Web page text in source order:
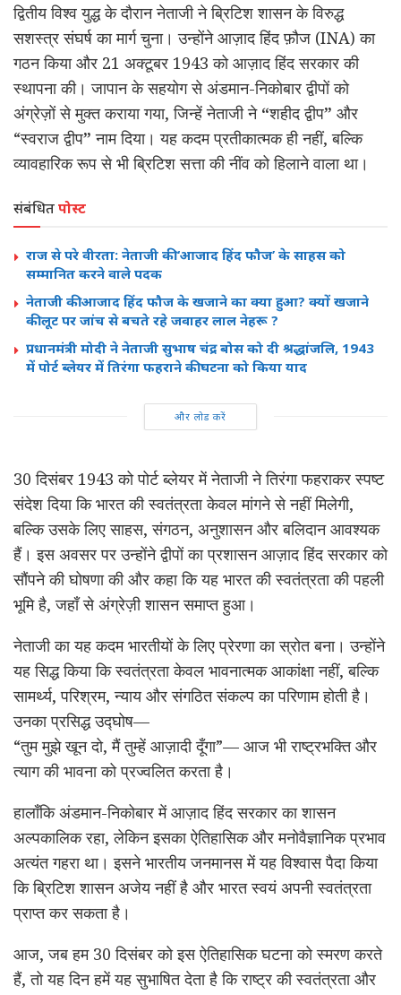
द्वितीय विश्व युद्ध के दौरान नेताजी ने ब्रिटिश शासन के विरुद्ध
सशस्त्र संघर्ष का मार्ग चुना। उन्होंने आज़ाद हिंद फ़ौज (INA) का
गठन किया और 21 अक्टूबर 1943 को आज़ाद हिंद सरकार की
स्थापना की। जापान के सहयोग से अंडमान-निकोबार द्वीपों को
अंग्रेज़ों से मुक्त कराया गया, जिन्हें नेताजी ने “शहीद द्वीप” और
“स्वराज द्वीप” नाम दिया। यह कदम प्रतीकात्मक ही नहीं, बल्कि
व्यावहारिक रूप से भी ब्रिटिश सत्ता की नींव को हिलाने वाला था।
संबंधितपोस्ट
राज से परे वीरता: नेताजी की ‘आजाद हिंद फौज’ के साहस को
सम्मानित करने वाले पदक
नेताजी की आजाद हिंद फौज के खजाने का क्या हुआ? क्यों खजाने
की लूट पर जांच से बचते रहे जवाहर लाल नेहरू ?
प्रधानमंत्री मोदी ने नेताजी सुभाष चंद्र बोस को दी श्रद्धांजलि, 1943
में पोर्ट ब्लेयर में तिरंगा फहराने की घटना को किया याद
और लोड करें
30 दिसंबर 1943 को पोर्ट ब्लेयर में नेताजी ने तिरंगा फहराकर स्पष्ट
संदेश दिया कि भारत की स्वतंत्रता केवल मांगने से नहीं मिलेगी,
बल्कि उसके लिए साहस, संगठन, अनुशासन और बलिदान आवश्यक
हैं। इस अवसर पर उन्होंने द्वीपों का प्रशासन आज़ाद हिंद सरकार को
सौंपने की घोषणा की और कहा कि यह भारत की स्वतंत्रता की पहली
भूमि है, जहाँ से अंग्रेज़ी शासन समाप्त हुआ।
नेताजी का यह कदम भारतीयों के लिए प्रेरणा का स्रोत बना। उन्होंने
यह सिद्ध किया कि स्वतंत्रता केवल भावनात्मक आकांक्षा नहीं, बल्कि
सामर्थ्य, परिश्रम, न्याय और संगठित संकल्प का परिणाम होती है।
उनका प्रसिद्ध उद्घोष—
“तुम मुझे खून दो, मैं तुम्हें आज़ादी दूँगा”— आज भी राष्ट्रभक्ति और
त्याग की भावना को प्रज्वलित करता है।
हालाँकि अंडमान-निकोबार में आज़ाद हिंद सरकार का शासन
अल्पकालिक रहा, लेकिन इसका ऐतिहासिक और मनोवैज्ञानिक प्रभाव
अत्यंत गहरा था। इसने भारतीय जनमानस में यह विश्वास पैदा किया
कि ब्रिटिश शासन अजेय नहीं है और भारत स्वयं अपनी स्वतंत्रता
प्राप्त कर सकता है।
आज, जब हम 30 दिसंबर को इस ऐतिहासिक घटना को स्मरण करते
हैं, तो यह दिन हमें यह सुभाषित देता है कि राष्ट्र की स्वतंत्रता और